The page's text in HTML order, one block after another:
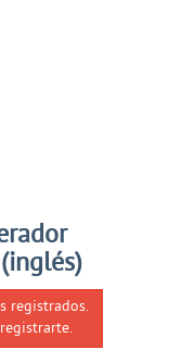
registrados.